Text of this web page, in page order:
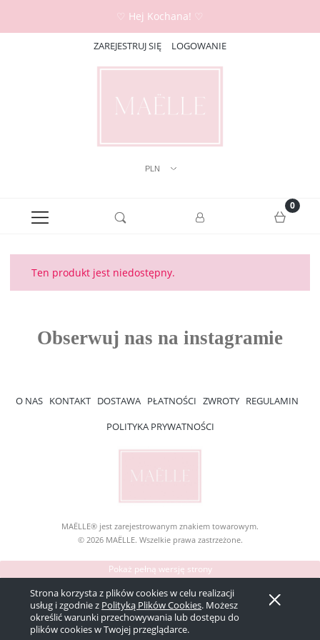
Strona korzysta z plików cookies w celu realizacji
usług i zgodnie z Polityką Plików Cookies. Możesz
określić warunki przechowywania lub dostępu do
plików cookies w Twojej przeglądarce.
♡ Hej Kochana! ♡
ZAREJESTRUJ SIĘ LOGOWANIE
Ten produkt jest niedostępny.
O NAS KONTAKT DOSTAWA PŁATNOŚCI ZWROTY REGULAMIN
POLITYKA PRYWATNOŚCI
MAËLLE® jest zarejestrowanym znakiem towarowym.
© 2026 MAËLLE. Wszelkie prawa zastrzeżone.
Pokaż pełną wersję strony
Sklep internetowy Shoper Premium